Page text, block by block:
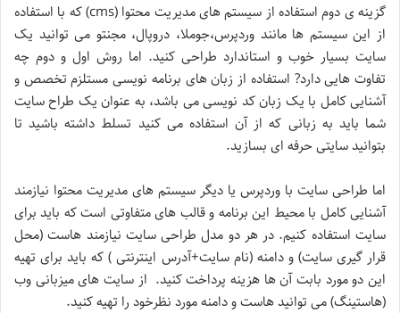
گزینه ی دوم استفاده از سیستم های مدیریت محتوا (cms) که با استفاده
از این سیستم ها مانند وردپرس،جوملا، دروپال، مجنتو می توانید یک
سایت بسیار خوب و استاندارد طراحی کنید. اما روش اول و دوم چه
تفاوت هایی دارد? استفاده از زبان های برنامه نویسی مستلزم تخصص و
آشنایی کامل با یک زبان کد نویسی می باشد، به عنوان یک طراح سایت
شما باید به زبانی که از آن استفاده می کنید تسلط داشته باشید تا
بتوانید سایتی حرفه ای بسازید.
اما طراحی سایت با وردپرس یا دیگر سیستم های مدیریت محتوا نیازمند
آشنایی کامل با محیط این برنامه و قالب های متفاوتی است که باید برای
سایت استفاده کنیم. در هر دو مدل طراحی سایت نیازمند هاست (محل
قرار گیری سایت) و دامنه (نام سایت+آدرس اینترنتی ) که باید برای تهیه
این دو مورد بابت آن ها هزینه پرداخت کنید. از سایت های میزبانی وب
(هاستینگ) می توانید هاست و دامنه مورد نظرخود را تهیه کنید.